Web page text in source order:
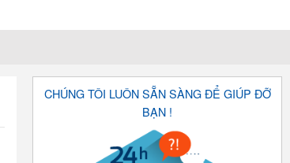
CHÚNG TÔI LUÔN SẴN SÀNG ĐỂ GIÚP ĐỠ
BẠN !